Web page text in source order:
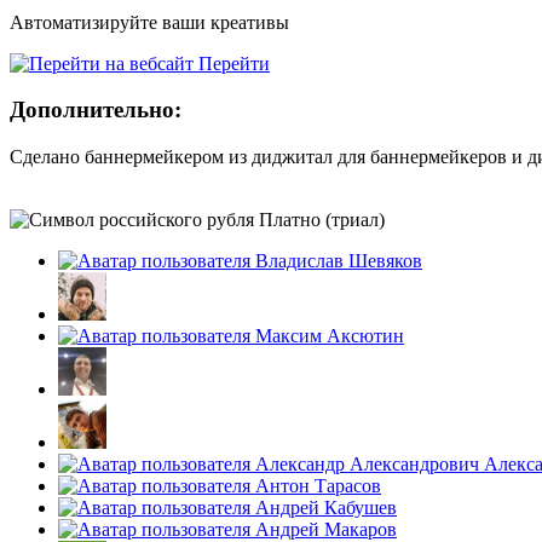
Автоматизируйте ваши креативы
Перейти
Дополнительно:
Сделано баннермейкером из диджитал для баннермейкеров и
Платно (триал)